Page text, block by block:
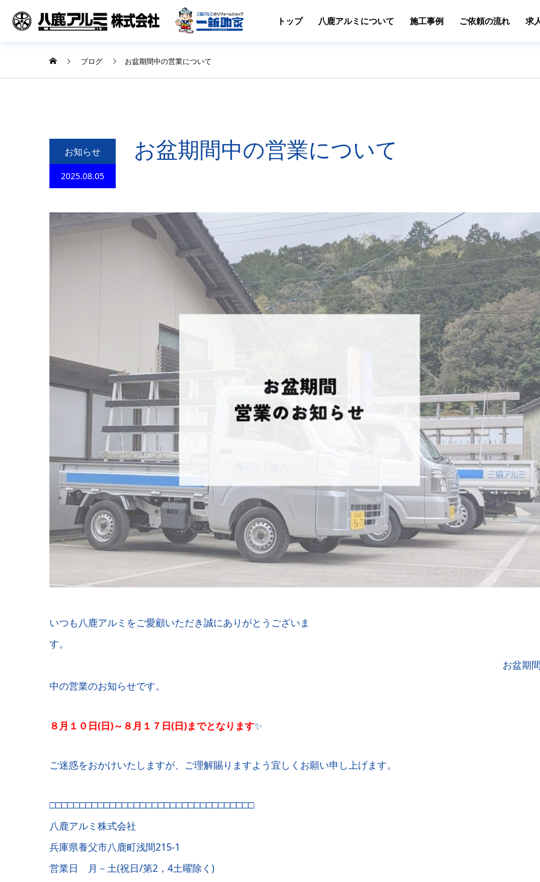
トップ 八鹿アルミについて 施工事例 ご依頼の流れ 求
ブログ お盆期間中の営業について
お知らせ
2025.08.05
お盆期間中の営業について
いつも八鹿アルミをご愛顧いただき誠にありがとうございま
す
お盆期
中の営業のお知らせです。
８月１０日(日)～８月１７日(日)までとなります✨
ご迷惑をおかけいたしますが、ご理解賜りますよう宜しくお願い申し上げます。
□□□□□□□□□□□□□□□□□□□□□□□□□□□□□□□□□□
八鹿アルミ株式会社
兵庫県養父市八鹿町浅間215-1
営業日 月－土(祝日/第2，4土曜除く)